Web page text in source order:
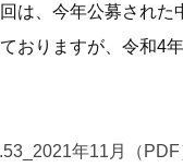
は、今年公募され
おりますが、令和4
年11月（PDF